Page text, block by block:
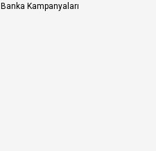
Banka Kampanyaları